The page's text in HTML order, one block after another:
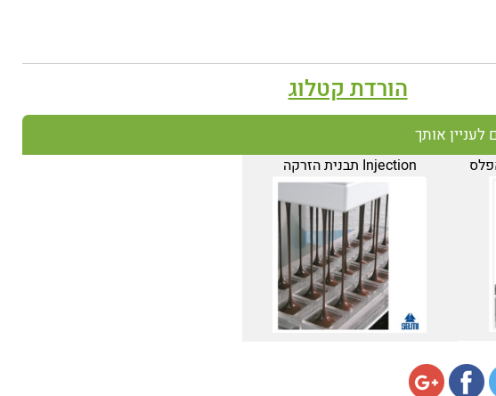
הורדת קטלוג
אותך
Injection תבנית הזרקה